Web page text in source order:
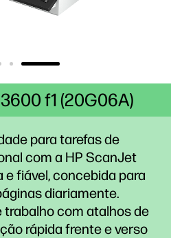
para tarefas de
com a HP ScanJet
e fiável, concebida para
diariamente.
com atalhos de
rápida frente e verso
f1 (20G06A)